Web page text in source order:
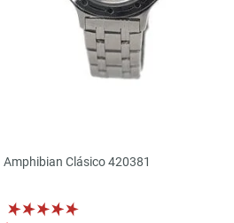
Amphibian Clásico 420381